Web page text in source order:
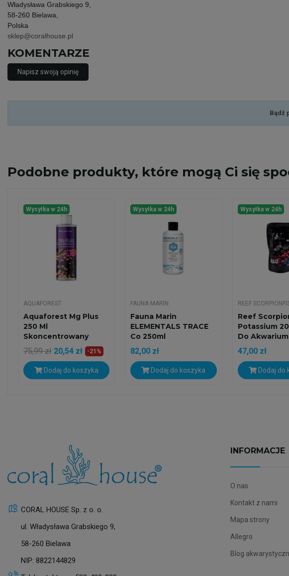
Władysława Grabskiego 9,
58-260 Bielawa,
Polska
sklep@coralhouse.pl
KOMENTARZE
Napisz swoją opinię
Bądź
Podobne produkty, które mogą Ci się
Wysyłka w 24h
AQUAFOREST
Aquaforest Mg Plus
250 Ml
Skoncentrowany
Magnez Dla...
75,99 zł 20,54 zł -21%
Dodaj do koszyka
Wysyłka w 24h
FAUNA MARIN
Fauna Marin
ELEMENTALS TRACE
Co 250ml
82,00 zł
Dodaj do koszyka
Wysyłka w 24h
REEF
Reef
Potassium
Do Akwarium
47,00 zł
Dodaj do
CORAL HOUSE Sp. z o. o.
ul. Władysława Grabskiego 9,
58-260 Bielawa
NIP: 8822144829
INFORMACJE
O nas
Kontakt z nami
Mapa strony
Allegro
Blog